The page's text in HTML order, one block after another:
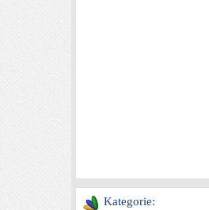
Kategorie: